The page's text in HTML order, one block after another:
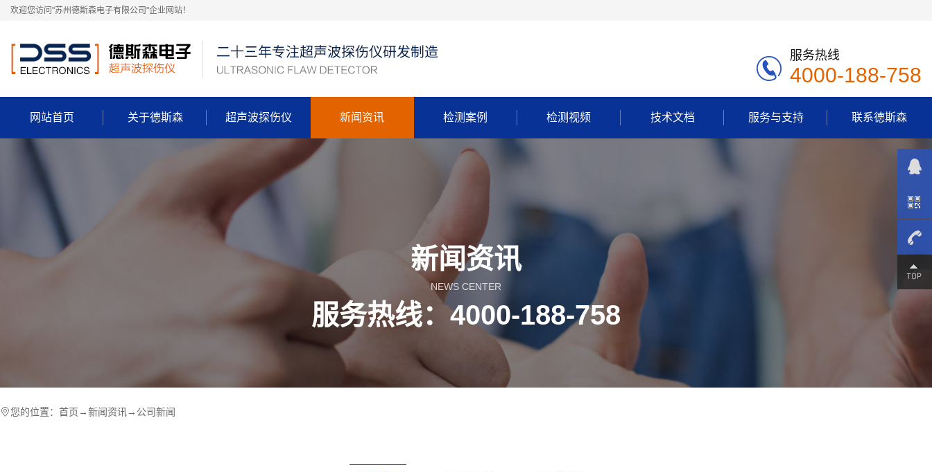
欢迎您访问"苏州德斯森电子有限公司"企业网站！
服务热线
4000-188-758
网站首页 关于德斯森 超声波探伤仪 新闻资讯 检测案例 检测视频 技术文档 服务与支持 联系德斯森
新闻资讯
NEWS CENTER
服务热线：4000-188-758
您的位置： 首页 →新闻资讯 → 公司新闻
4000-
758